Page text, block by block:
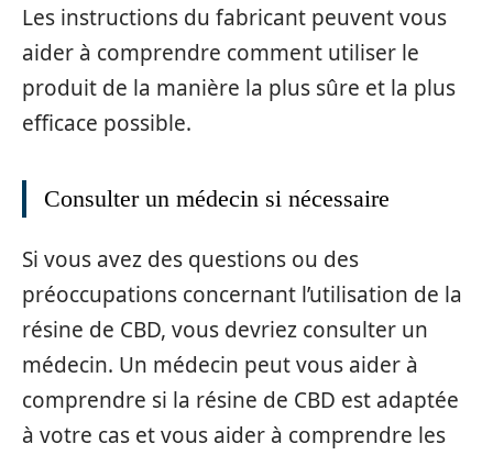
Les instructions du fabricant peuvent vous
aider à comprendre comment utiliser le
produit de la manière la plus sûre et la plus
efficace possible.
Consulter un médecin si nécessaire
Si vous avez des questions ou des
préoccupations concernant l’utilisation de la
résine de CBD, vous devriez consulter un
médecin. Un médecin peut vous aider à
comprendre si la résine de CBD est adaptée
à votre cas et vous aider à comprendre les